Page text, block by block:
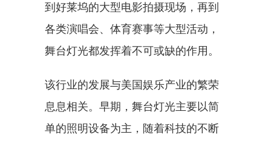
到好莱坞的大型电影拍摄现场，再到
各类演唱会、体育赛事等大型活动，
舞台灯光都发挥着不可或缺的作用。
该行业的发展与美国娱乐产业的繁荣
息息相关。早期，舞台灯光主要以简
单的照明设备为主，随着科技的不断